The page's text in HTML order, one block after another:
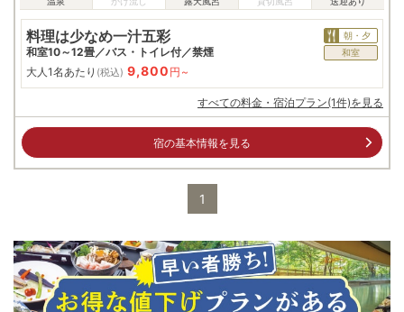
料理は少なめ一汁五彩
和室10～12畳／バス・トイレ付／禁煙
朝・夕
和室
大人1名あたり (税込) 9,800 円~
すべての料金・宿泊プラン(1件)を見る
宿の基本情報を見る
1